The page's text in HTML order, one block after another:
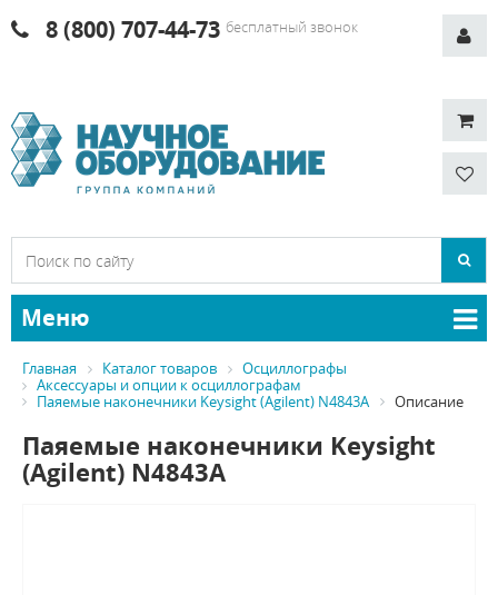
8 (800) 707-44-73 бесплатный звонок
Меню
Главная Каталог товаров
Осциллографы
Аксессуары и опции к осциллографам
Паяемые наконечники Keysight (Agilent) N4843A
Описание
Паяемые наконечники Keysight
(Agilent) N4843A